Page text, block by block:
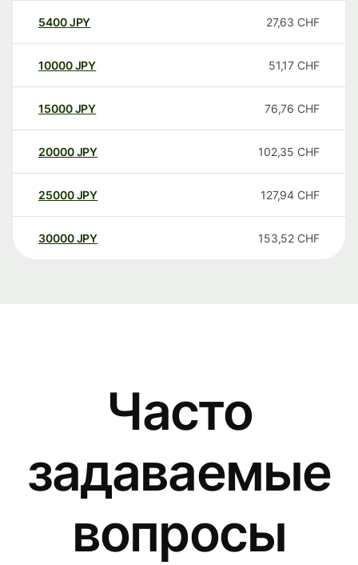
5400JPY 27,63 CHF
10000 JPY 51,17 CHF
15000 JPY 76,76 CHF
20000 JPY 102,35 CHF
25000 JPY 127,94 CHF
30000 JPY 153,52 CHF
Часто
задаваемые
вопросы